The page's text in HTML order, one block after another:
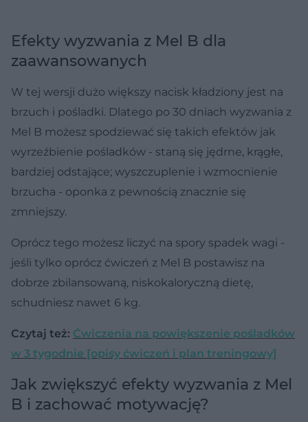
Efekty wyzwania z Mel B dla
zaawansowanych
W tej wersji dużo większy nacisk kładziony jest na
brzuch i pośladki. Dlatego po 30 dniach wyzwania z
Mel B możesz spodziewać się takich efektów jak
wyrzeźbienie pośladków - staną się jędrne, krągłe,
bardziej odstające; wyszczuplenie i wzmocnienie
brzucha - oponka z pewnością znacznie się
zmniejszy.
Oprócz tego możesz liczyć na spory spadek wagi -
jeśli tylko oprócz ćwiczeń z Mel B postawisz na
dobrze zbilansowaną, niskokaloryczną dietę,
schudniesz nawet 6 kg.
Czytaj też: Ćwiczenia na powiększenie pośladków
w 3 tygodnie [opisy ćwiczeń i plan treningowy]
Jak zwiększyć efekty wyzwania z Mel
B i zachować motywację?